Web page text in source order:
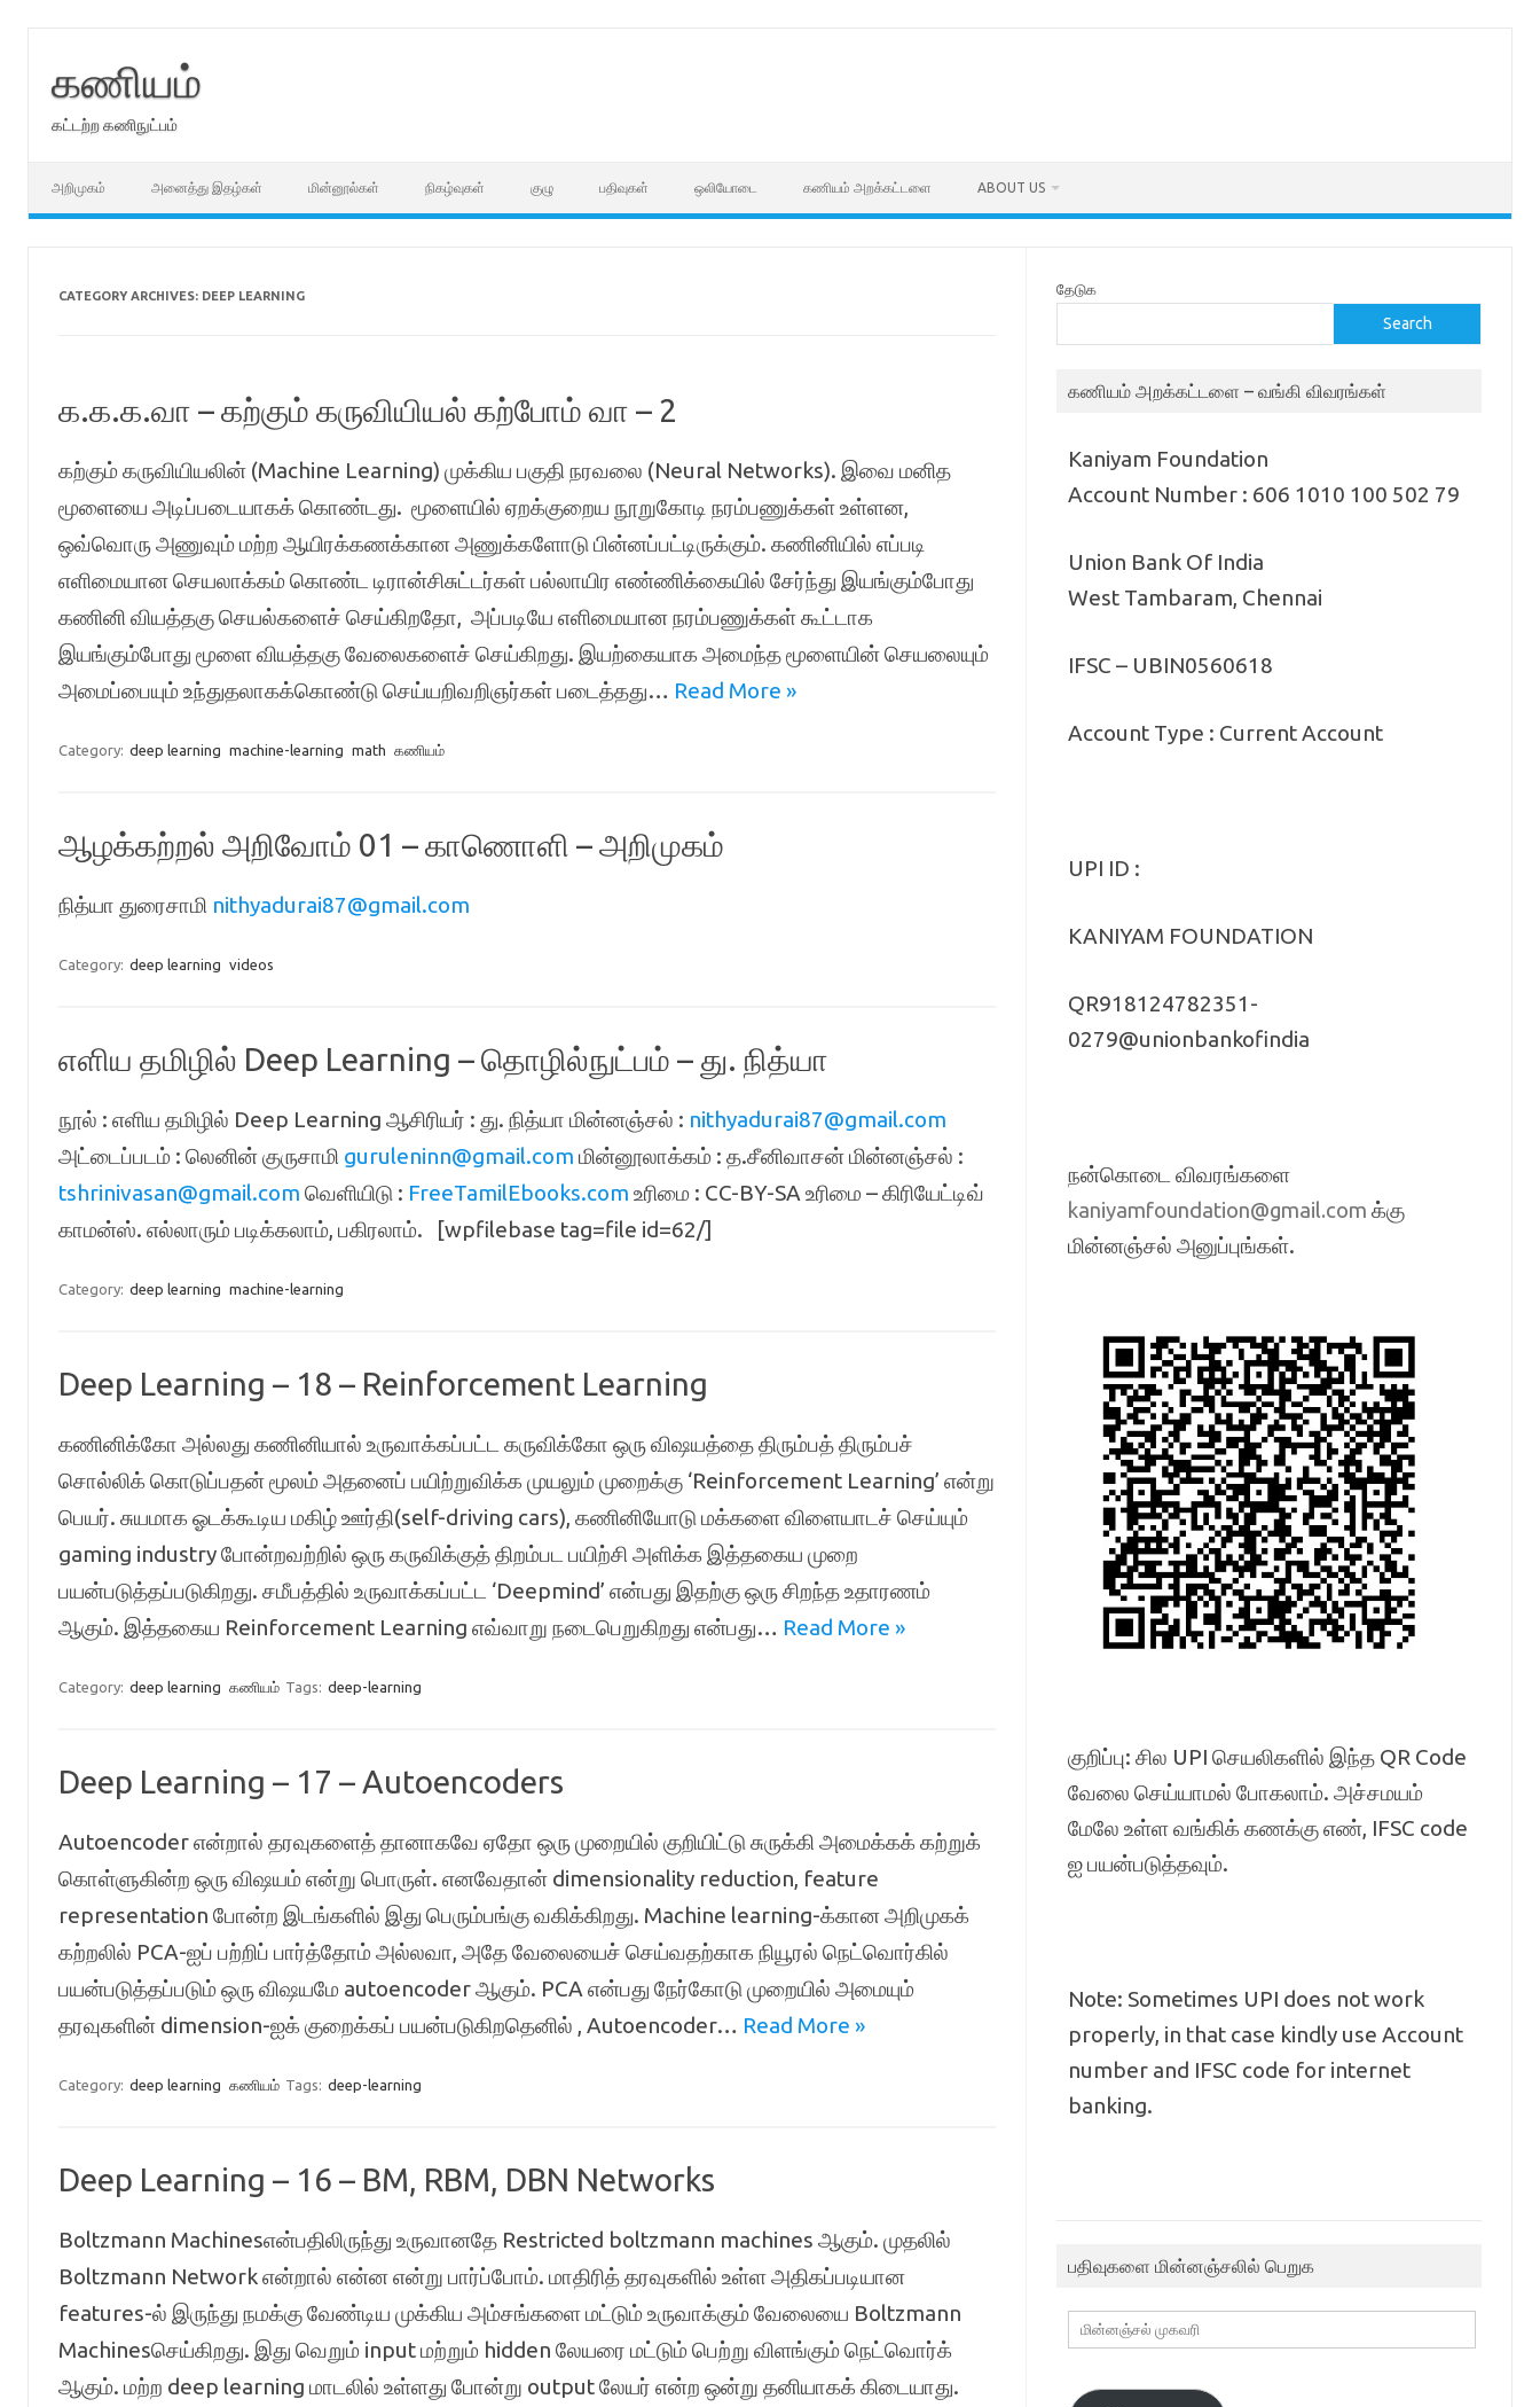
கணியம்
கட்டற்ற கணிநுட்பம்
அறிமுகம் அனைத்து இதழ்கள் மின்னூல்கள் நிகழ்வுகள் குழு பதிவுகள் ஒலியோடை கணியம் அறக்கட்டளை ABOUT US
CATEGORY ARCHIVES: DEEP LEARNING
க.க.க.வா – கற்கும் கருவியியல் கற்போம் வா – 2
கற்கும் கருவியியலின் (Machine Learning) முக்கிய பகுதி நரவலை (Neural Networks). இவை மனித
மூளையை அடிப்படையாகக் கொண்டது. மூளையில் ஏறக்குறைய நூறுகோடி நரம்பணுக்கள் உள்ளன,
ஒவ்வொரு அணுவும் மற்ற ஆயிரக்கணக்கான அணுக்களோடு பின்னப்பட்டிருக்கும். கணினியில் எப்படி
எளிமையான செயலாக்கம் கொண்ட டிரான்சிசுட்டர்கள் பல்லாயிர எண்ணிக்கையில் சேர்ந்து இயங்கும்போது
கணினி வியத்தகு செயல்களைச் செய்கிறதோ, அப்படியே எளிமையான நரம்பணுக்கள் கூட்டாக
இயங்கும்போது மூளை வியத்தகு வேலைகளைச் செய்கிறது. இயற்கையாக அமைந்த மூளையின் செயலையும்
அமைப்பையும் உந்துதலாகக்கொண்டு செய்யறிவறிஞர்கள் படைத்தது… Read More »
Category: deep learning machine-learning math கணியம்
ஆழக்கற்றல் அறிவோம் 01 – காணொளி – அறிமுகம்
நித்யா துரைசாமி nithyadurai87@gmail.com
Category: deep learning videos
எளிய தமிழில் Deep Learning – தொழில்நுட்பம் – து. நித்யா
நூல் : எளிய தமிழில் Deep Learning ஆசிரியர் : து. நித்யா மின்னஞ்சல் : nithyadurai87@gmail.com
அட்டைப்படம் : லெனின் குருசாமி guruleninn@gmail.com மின்னூலாக்கம் : த.சீனிவாசன் மின்னஞ்சல் :
tshrinivasan@gmail.com வெளியிடு : FreeTamilEbooks.com உரிமை : CC-BY-SA உரிமை – கிரியேட்டிவ்
காமன்ஸ். எல்லாரும் படிக்கலாம், பகிரலாம். [wpfilebase tag=file id=62/]
Category: deep learning machine-learning
Deep Learning – 18 – Reinforcement Learning
கணினிக்கோ அல்லது கணினியால் உருவாக்கப்பட்ட கருவிக்கோ ஒரு விஷயத்தை திரும்பத் திரும்பச்
சொல்லிக் கொடுப்பதன் மூலம் அதனைப் பயிற்றுவிக்க முயலும் முறைக்கு ‘Reinforcement Learning’ என்று
பெயர். சுயமாக ஓடக்கூடிய மகிழ் ஊர்தி(self-driving cars), கணினியோடு மக்களை விளையாடச் செய்யும்
gaming industry போன்றவற்றில் ஒரு கருவிக்குத் திறம்பட பயிற்சி அளிக்க இத்தகைய முறை
பயன்படுத்தப்படுகிறது. சமீபத்தில் உருவாக்கப்பட்ட ‘Deepmind’ என்பது இதற்கு ஒரு சிறந்த உதாரணம்
ஆகும். இத்தகைய Reinforcement Learning எவ்வாறு நடைபெறுகிறது என்பது… Read More »
Category: deep learning கணியம் Tags: deep-learning
Deep Learning – 17 – Autoencoders
Autoencoder என்றால் தரவுகளைத் தானாகவே ஏதோ ஒரு முறையில் குறியிட்டு சுருக்கி அமைக்கக் கற்றுக்
கொள்ளுகின்ற ஒரு விஷயம் என்று பொருள். எனவேதான் dimensionality reduction, feature
representation போன்ற இடங்களில் இது பெரும்பங்கு வகிக்கிறது. Machine learning-க்கான அறிமுகக்
கற்றலில் PCA-ஐப் பற்றிப் பார்த்தோம் அல்லவா, அதே வேலையைச் செய்வதற்காக நியூரல் நெட்வொர்கில்
பயன்படுத்தப்படும் ஒரு விஷயமே autoencoder ஆகும். PCA என்பது நேர்கோடு முறையில் அமையும்
தரவுகளின் dimension-ஐக் குறைக்கப் பயன்படுகிறதெனில் , Autoencoder… Read More »
Category: deep learning கணியம் Tags: deep-learning
Deep Learning – 16 – BM, RBM, DBN Networks
Boltzmann Machinesஎன்பதிலிருந்து உருவானதே Restricted boltzmann machines ஆகும். முதலில்
Boltzmann Network என்றால் என்ன என்று பார்ப்போம். மாதிரித் தரவுகளில் உள்ள அதிகப்படியான
features-ல் இருந்து நமக்கு வேண்டிய முக்கிய அம்சங்களை மட்டும் உருவாக்கும் வேலையை Boltzmann
Machinesசெய்கிறது. இது வெறும் input மற்றும் hidden லேயரை மட்டும் பெற்று விளங்கும் நெட்வொர்க்
ஆகும். மற்ற deep learning மாடலில் உள்ளது போன்று output லேயர் என்ற ஒன்று தனியாகக் கிடையாது.
தேடுக
Search
கணியம் அறக்கட்டளை – வங்கி விவரங்கள்
Kaniyam Foundation
Account Number : 606 1010 100 502 79
Union Bank Of India
West Tambaram, Chennai
IFSC – UBIN0560618
Account Type : Current Account
UPI ID :
KANIYAM FOUNDATION
QR918124782351-
0279@unionbankofindia
நன்கொடை விவரங்களை
kaniyamfoundation@gmail.com க்கு
மின்னஞ்சல் அனுப்புங்கள்.
குறிப்பு: சில UPI செயலிகளில் இந்த QR Code
வேலை செய்யாமல் போகலாம். அச்சமயம்
மேலே உள்ள வங்கிக் கணக்கு எண், IFSC code
ஐ பயன்படுத்தவும்.
Note: Sometimes UPI does not work
properly, in that case kindly use Account
number and IFSC code for internet
banking.
பதிவுகளை மின்னஞ்சலில் பெறுக
மின்னஞ்சல்
முகவரி